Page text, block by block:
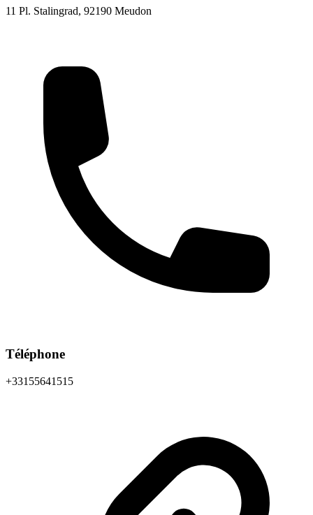
11 Pl. Stalingrad, 92190 Meudon
Téléphone
+33155641515